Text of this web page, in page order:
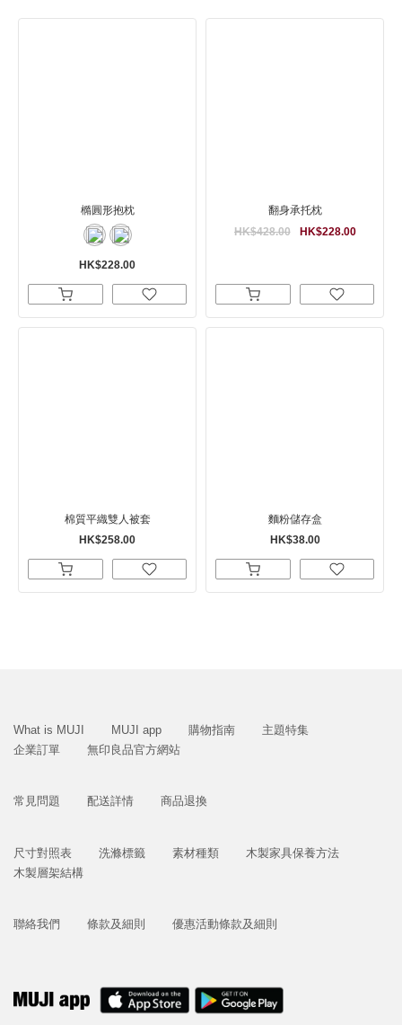
橢圓形抱枕
HK$228.00
翻身承托枕
HK$228.00
HK$428.00
棉質平織雙人被套
HK$258.00
麵粉儲存盒
HK$38.00
What is MUJI MUJI app 購物指南
主題特集
企業訂單
無印良品官方網站
常見問題 配送詳情 商品退換
尺寸對照表 洗滌標籤 素材種類
木製家具保養方法
木製層架結構
聯絡我們 條款及細則 優惠活動條款及細則